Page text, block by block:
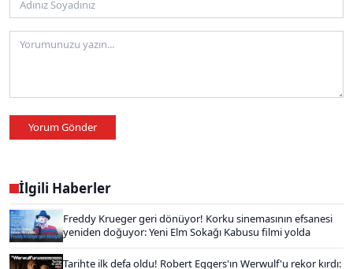
Yorum Gönder
İlgili Haberler
Freddy Krueger geri dönüyor! Korku sinemasının efsanesi
yeniden doğuyor: Yeni Elm Sokağı Kabusu filmi yolda
Tarihte ilk defa oldu! Robert Eggers'ın Werwulf'u rekor kırdı: